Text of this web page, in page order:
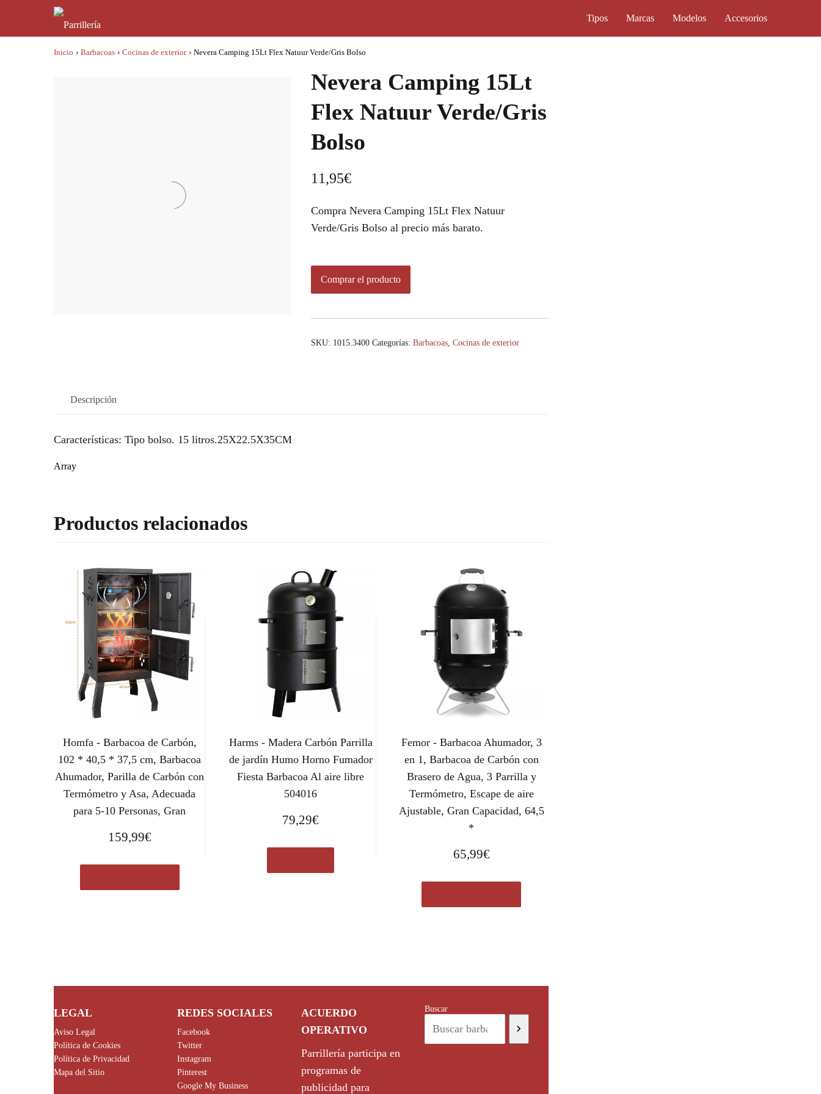
Tipos Marcas Modelos Accesorios
Inicio › Barbacoas › Cocinas de exterior › Nevera Camping 15Lt Flex Natuur Verde/Gris Bolso
Nevera Camping 15Lt
Flex Natuur Verde/Gris
Bolso
11,95€
Compra Nevera Camping 15Lt Flex Natuur
Verde/Gris Bolso al precio más barato.
Comprar el producto
SKU: 1015.3400 Categorías: Barbacoas, Cocinas de exterior
Descripción
Características: Tipo bolso. 15 litros.25X22.5X35CM
Array
Productos relacionados
Homfa - Barbacoa de Carbón,
102 * 40,5 * 37,5 cm, Barbacoa
Ahumador, Parilla de Carbón con
Termómetro y Asa, Adecuada
para 5-10 Personas, Gran
159,99€
Harms - Madera Carbón Parrilla
de jardín Humo Horno Fumador
Fiesta Barbacoa Al aire libre
504016
79,29€
Femor - Barbacoa Ahumador, 3
en 1, Barbacoa de Carbón con
Brasero de Agua, 3 Parrilla y
Termómetro, Escape de aire
Ajustable, Gran Capacidad, 64,5
*
65,99€
LEGAL
Aviso Legal
Política de Cookies
Política de Privacidad
Mapa del Sitio
REDES SOCIALES
Facebook
Twitter
Instagram
Pinterest
Google My Business
ACUERDO
OPERATIVO
Parrillería participa en
programas de
publicidad para
Buscar